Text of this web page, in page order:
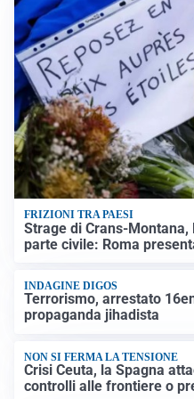
FRIZIONI TRA PAESI
Strage di Crans-Montana,
parte civile: Roma
INDAGINE DIGOS
Terrorismo, arrestato
propaganda jihadista
NON SI FERMA LA TENSIONE
Crisi Ceuta, la Spagna
controlli alle frontiere o